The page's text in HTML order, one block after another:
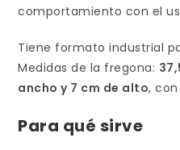
comportamiento con el
Tiene formato industrial
Medidas de la fregona:
ancho y 7 cm de alto,
Para qué sirve